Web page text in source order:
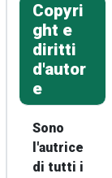
Copyri
ght e
diritti
d'autor
e
Sono
l'autrice
di tutti i